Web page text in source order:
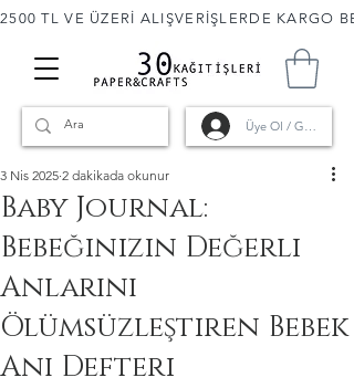
2500 TL VE ÜZERİ ALIŞVERİŞLERDE
Üye Ol / Giriş
Baby Journal:
Bebeğinizin Değerli
Anlarını
Ölümsüzleştiren Bebek
Anı Defteri
3 Nis 2025 2 dakikada okunur